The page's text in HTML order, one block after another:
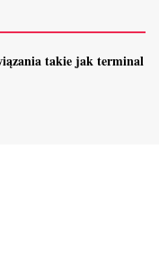
takie jak terminal